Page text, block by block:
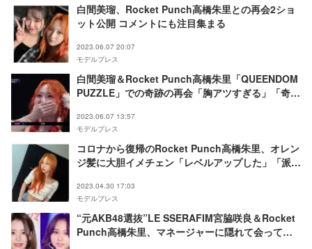
白間美瑠、Rocket Punch高橋朱里との再会2ショ
ット公開 コメントにも注目集まる
2023.06.07 20:07
モデルプレス
白間美瑠＆Rocket Punch高橋朱里「QUEENDOM
PUZZLE」での奇跡の再会「胸アツすぎる」「奇跡
2023.06.07 13:57
モデルプレス
コロナから復帰のRocket Punch高橋朱里、オレン
ジ髪に大胆イメチェン「レベルアップした」「派手
2023.04.30 17:03
モデルプレス
“元AKB48選抜”LE SSERAFIM宮脇咲良＆Rocket
Punch高橋朱里、マネージャーに隠れて会ってい